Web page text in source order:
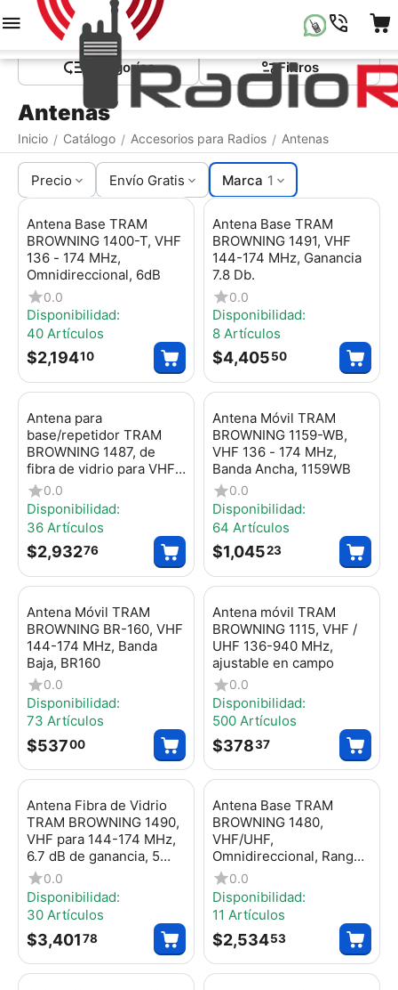
Сategorías Filtros
Antenas
Inicio / Catálogo / Accesorios para Radios / Antenas
Precio Envío Gratis Marca 1
Antena Base TRAM
BROWNING 1400-T, VHF
136 - 174 MHz,
Omnidireccional, 6dB
0.0
Disponibilidad:
40 Artículos
$2,19410
Antena Base TRAM
BROWNING 1491, VHF
144-174 MHz, Ganancia
7.8 Db.
0.0
Disponibilidad:
8 Artículos
$4,40550
Antena para
base/repetidor TRAM
BROWNING 1487, de
fibra de vidrio para VHF
de 1 sección a 5/8 de
onda
0.0
Disponibilidad:
36 Artículos
$2,93276
Antena Móvil TRAM
BROWNING 1159-WB,
VHF 136 - 174 MHz,
Banda Ancha, 1159WB
0.0
Disponibilidad:
64 Artículos
$1,04523
Antena Móvil TRAM
BROWNING BR-160, VHF
144-174 MHz, Banda
Baja, BR160
0.0
Disponibilidad:
73 Artículos
$53700
Antena móvil TRAM
BROWNING 1115, VHF /
UHF 136-940 MHz,
ajustable en campo
0.0
Disponibilidad:
500 Artículos
$37837
Antena Fibra de Vidrio
TRAM BROWNING 1490,
VHF para 144-174 MHz,
6.7 dB de ganancia, 5
MHz de ancho de banda,
200 Watt.
0.0
Disponibilidad:
30 Artículos
$3,40178
Antena Base TRAM
BROWNING 1480,
VHF/UHF,
Omnidireccional, Rango
de Frecuencia 144 - 148
/ 430 - 450 MHz.
0.0
Disponibilidad:
11 Artículos
$2,53453
Menú Buscar Lista de la